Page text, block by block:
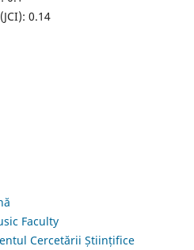
0.14
Faculty
Cercetării Științifice